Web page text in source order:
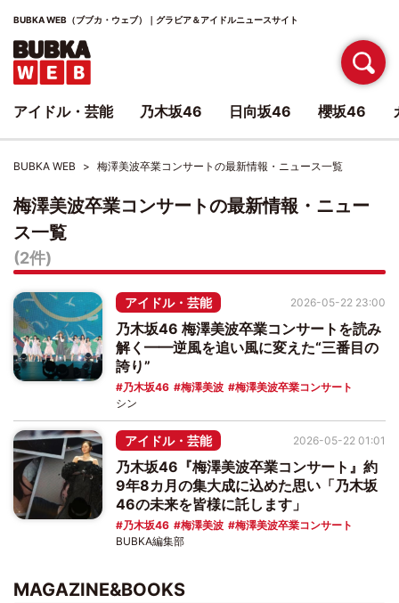
BUBKA WEB（ブブカ・ウェブ）｜グラビア＆アイドルニュースサイト
BUBKA WEB 梅澤美波卒業コンサートの最新情報・ニュース一覧
梅澤美波卒業コンサートの最新情報・ニュー
ス一覧
(2件)
アイドル・芸能
乃木坂46 梅澤美波卒業コンサートを読み
解く━━逆風を追い風に変えた“三番目の
誇り”
乃木坂46 梅澤美波 梅澤美波卒業コンサート
2026-05-22 23:00
シン
アイドル・芸能
乃木坂46『梅澤美波卒業コンサート』約
9年8カ月の集大成に込めた思い「乃木坂
46の未来を皆様に託します」
乃木坂46 梅澤美波 梅澤美波卒業コンサート
2026-05-22 01:01
BUBKA編集部
MAGAZINE&BOOKS
アイドル・芸能 乃木坂46 日向坂46 櫻坂46